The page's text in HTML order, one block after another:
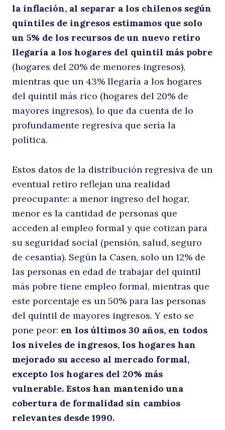
Buscar
la inflación, al separar a los chilenos según
quintiles de ingresos estimamos que solo
un 5% de los recursos de un nuevo retiro
llegaría a los hogares del quintil más pobre
(hogares del 20% de menores ingresos),
mientras que un 43% llegaría a los hogares
del quintil más rico (hogares del 20% de
mayores ingresos), lo que da cuenta de lo
profundamente regresiva que sería la
política.
Estos datos de la distribución regresiva de un
eventual retiro reflejan una realidad
preocupante: a menor ingreso del hogar,
menor es la cantidad de personas que
acceden al empleo formal y que cotizan para
su seguridad social (pensión, salud, seguro
de cesantía). Según la Casen, solo un 12% de
las personas en edad de trabajar del quintil
más pobre tiene empleo formal, mientras que
este porcentaje es un 50% para las personas
del quintil de mayores ingresos. Y esto se
pone peor: en los últimos 30 años, en todos
los niveles de ingresos, los hogares han
mejorado su acceso al mercado formal,
excepto los hogares del 20% más
vulnerable. Estos han mantenido una
cobertura de formalidad sin cambios
relevantes desde 1990.